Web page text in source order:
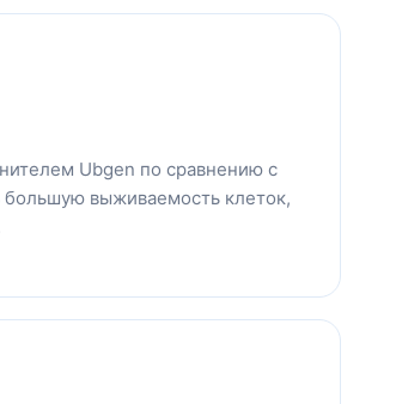
Ubgen по сравнению с
выживаемость клеток,